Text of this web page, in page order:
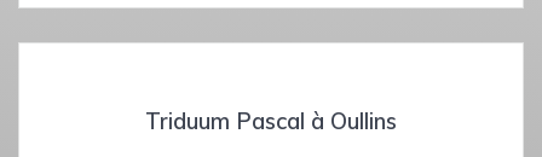
Triduum Pascal à Oullins